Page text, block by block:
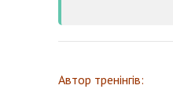
Автор тренінгів: